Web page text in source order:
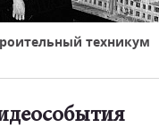
техникум